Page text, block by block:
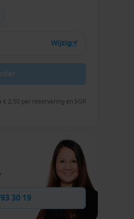
Wijzig
2.50 per reservering en SGR
30 19